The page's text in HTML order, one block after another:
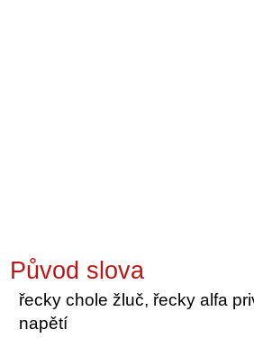
Původ slova
řecky chole žluč, řecky alfa
napětí